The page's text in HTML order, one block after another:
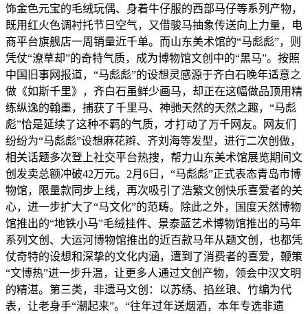
饰金色元宝的毛绒玩偶、身着牛仔服的西部马仔等系列产物，
既用红火色调衬托节日空气，又借骏马抽象传送向上力量，电
商平台旗舰店一周销量近千单。而山东美术馆的“马彪彪”，则
凭仗“潦草却”的奇特气质，成为博物馆文创中的“黑马”。按照
中国旧事网报道，“马彪彪”的设想灵感源于齐白石晚年适意之
做《如斯千里》，齐白石虽鲜少画马，却正在这幅做品顶用精
练纵逸的翰墨，捕获了千里马、神驰天然的天然之趣，“马彪
彪”恰是延续了这种不羁的气质，才打动了万千网友。网友们
纷纷为“马彪彪”设想麻花辫、齐刘海等发型，进行二次创做，
相关话题多次登上社交平台热搜，帮力山东美术馆展览期间文
创发卖总额冲破42万元。2月6日，“马彪彪”正式表态青岛市博
物馆，限量款同步上线，再次吸引了浩繁文创快乐喜爱者的关
心，进一步扩大了“马文化”的范畴。除此之外，国度天然博物
馆推出的“地铁小马”毛绒挂件、景泰蓝艺术博物馆推出的马年
系列文创、大运河博物馆推出的近百款马年从题文创，也都凭
仗奇特的设想和深挚的文化内涵，遭到了消费者的喜爱，鞭策
“文博热”进一步升温，让更多人通过文创产物，领会中汉文明
的精湛。第三类，非遗马文创：以苏绣、掐丝琅、竹编为代
表，让老身手“潮起来”。“往年过年送烟酒，本年专选非遗